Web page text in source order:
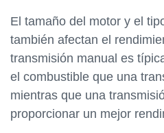
El tamaño del motor y el
también afectan el
transmisión manual es
el combustible que una
mientras que una
proporcionar un mejor